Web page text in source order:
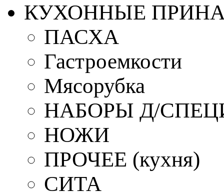
КУХОННЫЕ
ПАСХА
Гастроемкости
Мясорубка
НАБОРЫ Д/
НОЖИ
ПРОЧЕЕ (кухня)
СИТА